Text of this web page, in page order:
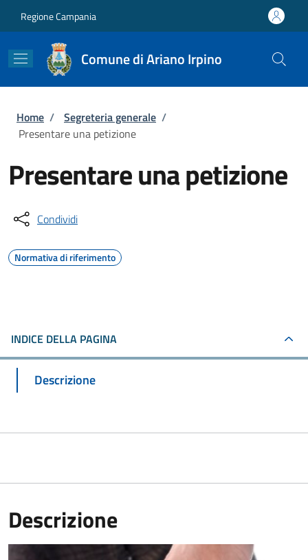
Regione Campania
Comune di Ariano Irpino
Briciole di pane
Home / Segreteria generale /
Presentare una petizione
Presentare una petizione
Condividi
Normativa di riferimento
INDICE DELLA PAGINA
Descrizione
Descrizione